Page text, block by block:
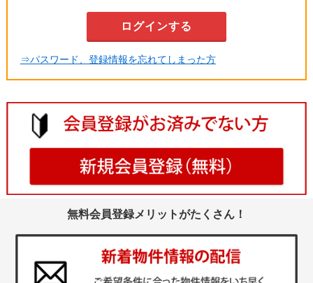
⇒パスワード、登録情報を忘れてしまった方
無料会員登録メリットがたくさん！